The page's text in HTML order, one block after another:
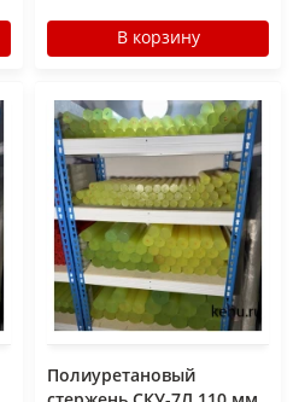
В корзину
Полиуретановый